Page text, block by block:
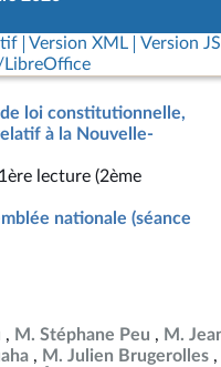
Version XML Version
loi constitutionnelle,
à la Nouvelle-
1ère lecture (2ème
nationale (séance
M. Stéphane Peu
M.
M. Julien Brugerolles